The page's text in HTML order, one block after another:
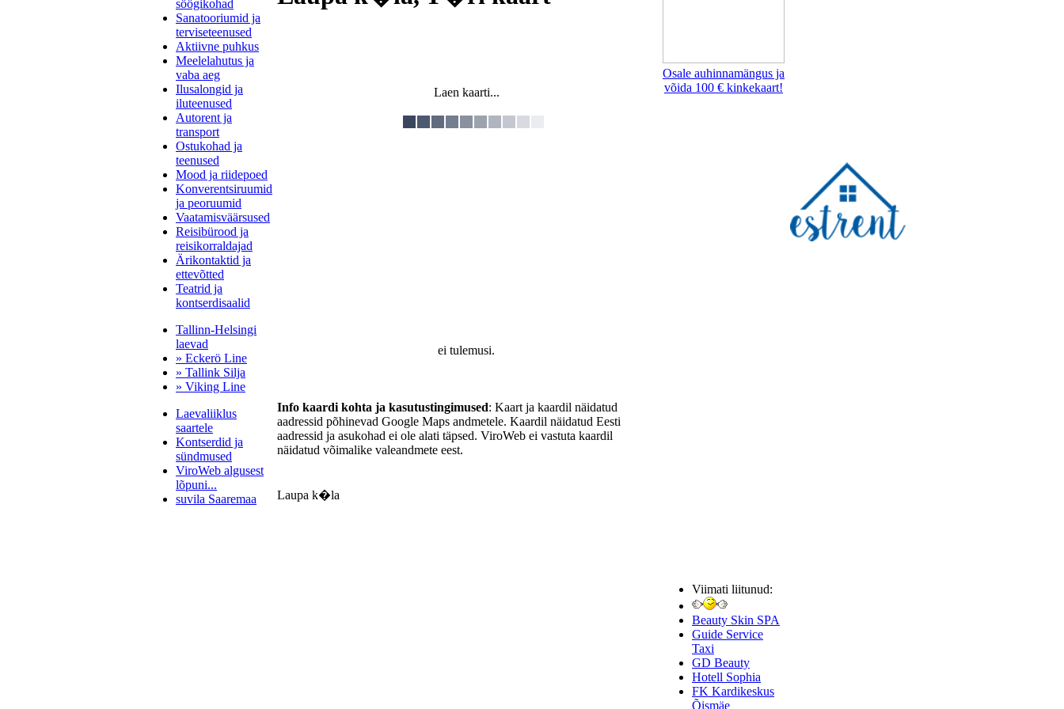
söögikohad
Sanatooriumid ja
terviseteenused
Aktiivne puhkus
Meelelahutus ja
vaba aeg
Ilusalongid ja
iluteenused
Autorent ja
transport
Ostukohad ja
teenused
Mood ja riidepoed
Konverentsiruumid
ja peoruumid
Vaatamisväärsused
Reisibürood ja
reisikorraldajad
Ärikontaktid ja
ettevõtted
Teatrid ja
kontserdisaalid
Tallinn-Helsingi
laevad
» Eckerö Line
» Tallink Silja
» Viking Line
Laevaliiklus
saartele
Kontserdid ja
sündmused
ViroWeb algusest
lõpuni...
suvila Saaremaa
Laen kaarti...
ei tulemusi.
Info kaardi kohta ja kasutustingimused: Kaart ja kaardil näidatud
aadressid põhinevad Google Maps andmetele. Kaardil näidatud Eesti
aadressid ja asukohad ei ole alati täpsed. ViroWeb ei vastuta kaardil
näidatud võimalike valeandmete eest.
Laupa k�la
Osale auhinnamängus ja
võida 100 € kinkekaart!
Viimati liitunud:
Beauty Skin SPA
Guide Service
Taxi
GD Beauty
Hotell Sophia
FK Kardikeskus
Õismäe